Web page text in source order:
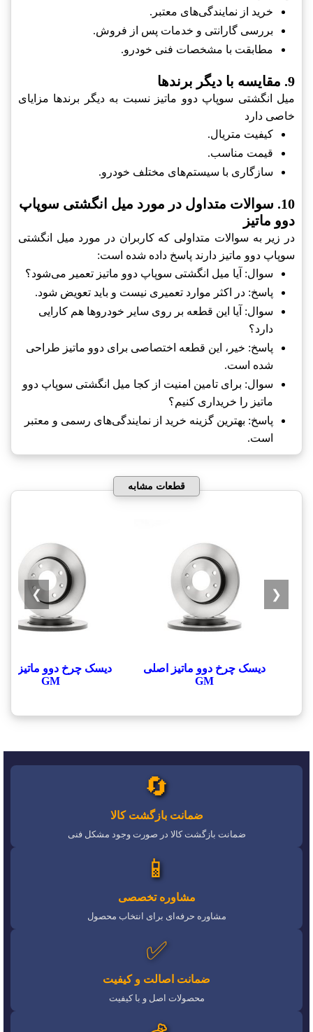
خرید از نمایندگی‌های معتبر.
بررسی گارانتی و خدمات پس از فروش.
مطابقت با مشخصات فنی خودرو.
9. مقایسه با دیگر برندها
میل انگشتی سوپاپ دوو ماتیز نسبت به دیگر برندها مزایای
خاصی دارد
کیفیت متریال.
قیمت مناسب.
سازگاری با سیستم‌های مختلف خودرو.
10. سوالات متداول در مورد میل انگشتی سوپاپ
دوو ماتیز
در زیر به سوالات متداولی که کاربران در مورد میل انگشتی
سوپاپ دوو ماتیز دارند پاسخ داده شده است:
سوال: آیا میل انگشتی سوپاپ دوو ماتیز تعمیر می‌شود؟
پاسخ: در اکثر موارد تعمیری نیست و باید تعویض شود.
سوال: آیا این قطعه بر روی سایر خودروها هم کارایی
دارد؟
پاسخ: خیر، این قطعه اختصاصی برای دوو ماتیز طراحی
شده است.
سوال: برای تامین امنیت از کجا میل انگشتی سوپاپ دوو
ماتیز را خریداری کنیم؟
پاسخ: بهترین گزینه خرید از نمایندگی‌های رسمی و معتبر
است.
قطعات مشابه
دیسک چرخ دوو ماتیز اصلی
GM
دیسک چرخ دوو ماتیز
GM
❮
❯
🔄
ضمانت بازگشت کالا
ضمانت بازگشت کالا در صورت وجود مشکل فنی
📱
مشاوره تخصصی
مشاوره حرفه‌ای برای انتخاب محصول
✅
ضمانت اصالت و کیفیت
محصولات اصل و با کیفیت